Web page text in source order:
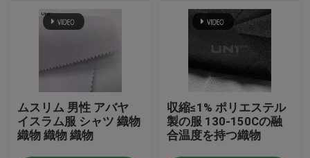
ムスリム 男性 アバヤ
イスラム服 シャツ 織物
織物 織物 織物
収縮≤1% ポリエステル
製の服 130-150Cの融
合温度を持つ織物